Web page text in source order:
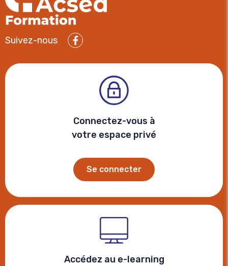
Suivez-nous
Facebook
Connectez-vous à
votre espace privé
Se connecter
Accédez au e-learning